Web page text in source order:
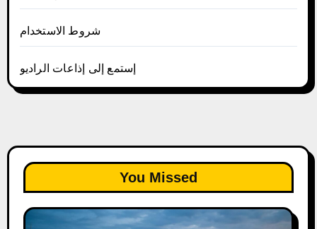
شروط الاستخدام
إستمع إلى إذاعات الراديو
You Missed